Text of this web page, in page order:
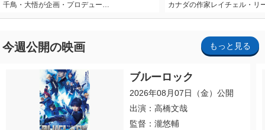
千鳥・大悟が企画・プロデュー…
カナダの作家レイチェル・リ
今週公開の映画 もっと見る
ブルーロック
2026年08月07日（金）公開
出演：高橋文哉
監督：瀧悠輔